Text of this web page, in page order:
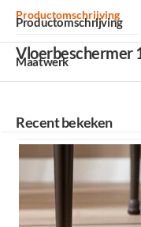
Productomschrijving
Productomschrijving
Vloerbeschermer
Voorkom krassen,
vloerdoppen. Deze
om de stoelpoten en
geruisloos over de vloer
Maatwerk
Recent bekeken